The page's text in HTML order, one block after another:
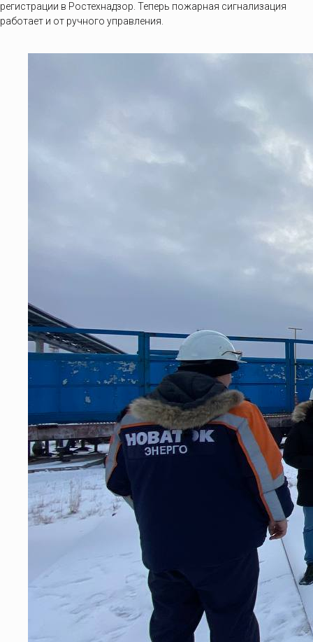
регистрации в Ростехнадзор. Теперь пожарная сигнализация
работает и от ручного управления.